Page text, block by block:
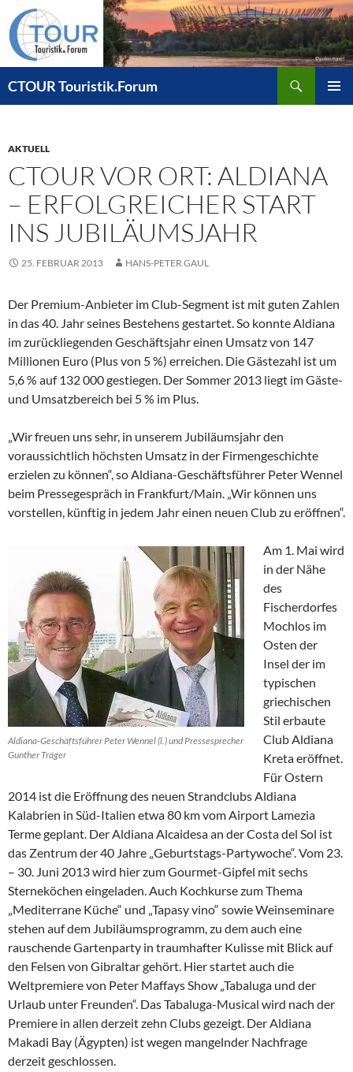
Zum
Inhalt
springen
CTOUR Touristik.Forum
AKTUELL
CTOUR VOR ORT: ALDIANA
– ERFOLGREICHER START
INS JUBILÄUMSJAHR
25. FEBRUAR 2013 HANS-PETER GAUL
Der Premium-Anbieter im Club-Segment ist mit guten Zahlen
in das 40. Jahr seines Bestehens gestartet. So konnte Aldiana
im zurückliegenden Geschäftsjahr einen Umsatz von 147
Millionen Euro (Plus von 5 %) erreichen. Die Gästezahl ist um
5,6 % auf 132 000 gestiegen. Der Sommer 2013 liegt im Gäste-
und Umsatzbereich bei 5 % im Plus.
„Wir freuen uns sehr, in unserem Jubiläumsjahr den
voraussichtlich höchsten Umsatz in der Firmengeschichte
erzielen zu können“, so Aldiana-Geschäftsführer Peter Wennel
beim Pressegespräch in Frankfurt/Main. „Wir können uns
vorstellen, künftig in jedem Jahr einen neuen Club zu eröffnen“.
Aldiana-Geschäftsführer Peter Wennel (l.) und Pressesprecher
Gunther Träger
Am 1. Mai wird
in der Nähe
des
Fischerdorfes
Mochlos im
Osten der
Insel der im
typischen
griechischen
Stil erbaute
Club Aldiana
Kreta eröffnet.
Für Ostern
2014 ist die Eröffnung des neuen Strandclubs Aldiana
Kalabrien in Süd-Italien etwa 80 km vom Airport Lamezia
Terme geplant. Der Aldiana Alcaidesa an der Costa del Sol ist
das Zentrum der 40 Jahre „Geburtstags-Partywoche“. Vom 23.
– 30. Juni 2013 wird hier zum Gourmet-Gipfel mit sechs
Sterneköchen eingeladen. Auch Kochkurse zum Thema
„Mediterrane Küche“ und „Tapasy vino“ sowie Weinseminare
stehen auf dem Jubiläumsprogramm, zu dem auch eine
rauschende Gartenparty in traumhafter Kulisse mit Blick auf
den Felsen von Gibraltar gehört. Hier startet auch die
Weltpremiere von Peter Maffays Show „Tabaluga und der
Urlaub unter Freunden“. Das Tabaluga-Musical wird nach der
Premiere in allen derzeit zehn Clubs gezeigt. Der Aldiana
Makadi Bay (Ägypten) ist wegen mangelnder Nachfrage
derzeit geschlossen.